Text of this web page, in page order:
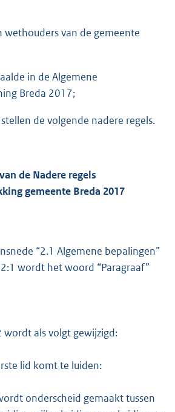
wethouders van de gemeente
in de Algemene
Breda 2017;
de volgende nadere regels.
de Nadere regels
gemeente Breda 2017
“2.1 Algemene bepalingen”
wordt het woord “Paragraaf”
wordt als volgt gewijzigd:
lid komt te luiden:
onderscheid gemaakt tussen